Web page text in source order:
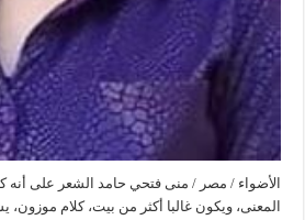
الأضواء / مصر / منى فتحي حامد الشعر على
المعنى، ويكون غالبا أكثر من بيت، كلام